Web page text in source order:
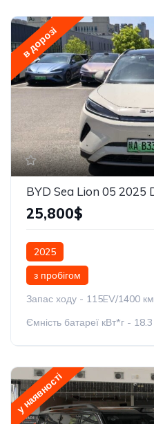
в дорозі
25,800$
2025
з пробігом
Запас ходу - 115EV/1400 км
Ємність батареї кВт*г - 18.3
у наявності